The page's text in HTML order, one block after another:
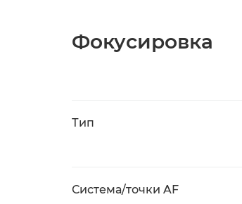
Фокусировка
Тип
Система/точки AF